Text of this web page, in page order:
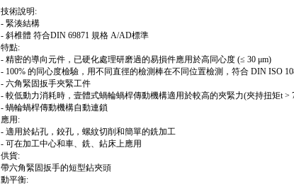
技術說明:
- 緊湊結構
- 斜椎體 符合DIN 69871 規格 A/AD標準
特點:
- 精密的導向元件，已硬化處理研磨過的易損件應用於高同心度 (≤ 30 μm)
- 100% 的同心度檢驗，用不同直徑的檢測棒在不同位置檢測，符合 DIN ISO
- 六角緊固扳手夾緊工件
- 較低動力消耗時，壹體式蝸輪蝸桿傳動機構適用於較高的夾緊力(夾持扭矩t >
- 蝸輪蝸桿傳動機構自動連鎖
應用:
- 適用於鉆孔，鉸孔，螺紋切削和簡單的銑加工
- 可在加工中心和車、銑、鉆床上應用
供貨:
帶六角緊固扳手的短型鉆夾頭
動平衡: